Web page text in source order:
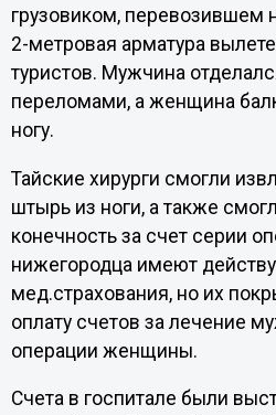
грузовиком, перевозившем
2-метровая арматура
туристов. Мужчина
переломами, а женщина
ногу.
Тайские хирурги смогли
штырь из ноги, а также
конечность за счет серии
нижегородца имеют
мед.страхования, но их
оплату счетов за лечение
операции женщины.
Счета в госпитале были